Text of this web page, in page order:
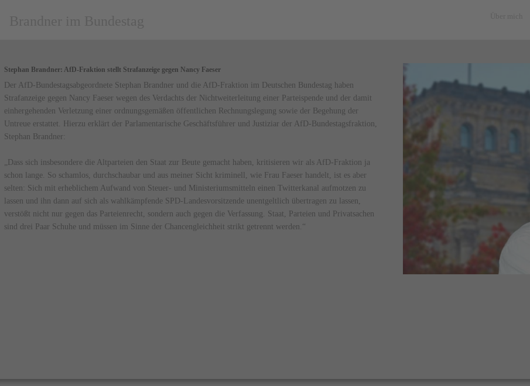
Stephan Brandner: AfD-Fraktion stellt Strafanzeige gegen Nancy Faeser
Der AfD-Bundestagsabgeordnete Stephan Brandner und die AfD-Fraktion im Deutschen Bundestag haben
Strafanzeige gegen Nancy Faeser wegen des Verdachts der Nichtweiterleitung einer Parteispende und der damit
einhergehenden Verletzung einer ordnungsgemäßen öffentlichen Rechnungslegung sowie der Begehung der
Untreue erstattet. Hierzu erklärt der Parlamentarische Geschäftsführer und Justiziar der AfD-Bundestagsfraktion,
Stephan Brandner:
„Dass sich insbesondere die Altparteien den Staat zur Beute gemacht haben, kritisieren wir als AfD-Fraktion ja
schon lange. So schamlos, durchschaubar und aus meiner Sicht kriminell, wie Frau Faeser handelt, ist es aber
selten: Sich mit erheblichem Aufwand von Steuer- und Ministeriumsmitteln einen Twitterkanal aufmotzen zu
lassen und ihn dann auf sich als wahlkämpfende SPD-Landesvorsitzende unentgeltlich übertragen zu lassen,
verstößt nicht nur gegen das Parteienrecht, sondern auch gegen die Verfassung. Staat, Parteien und Privatsachen
sind drei Paar Schuhe und müssen im Sinne der Chancengleichheit strikt getrennt werden.“